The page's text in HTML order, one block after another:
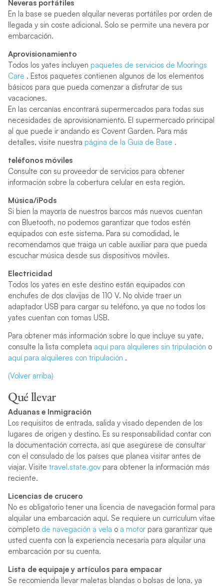
Neveras portátiles
En la base se pueden alquilar neveras portátiles por orden de
llegada y sin coste adicional. Solo se permite una nevera por
embarcación.
Aprovisionamiento
Todos los yates incluyen paquetes de servicios de Moorings
Care . Estos paquetes contienen algunos de los elementos
básicos para que pueda comenzar a disfrutar de sus
vacaciones.
En las cercanías encontrará supermercados para todas sus
necesidades de aprovisionamiento. El supermercado principal
al que puede ir andando es Covent Garden. Para más
detalles, visite nuestra página de la Guía de Base .
teléfonos móviles
Consulte con su proveedor de servicios para obtener
información sobre la cobertura celular en esta región.
Música/iPods
Si bien la mayoría de nuestros barcos más nuevos cuentan
con Bluetooth, no podemos garantizar que todos estén
equipados con este sistema. Para su comodidad, le
recomendamos que traiga un cable auxiliar para que pueda
escuchar música desde sus dispositivos móviles.
Electricidad
Todos los yates en este destino están equipados con
enchufes de dos clavijas de 110 V. No olvide traer un
adaptador USB para cargar su teléfono, ya que no todos los
yates cuentan con tomas USB.
Para obtener más información sobre lo que incluye su yate,
consulte la lista completa aquí para alquileres sin tripulación o
aquí para alquileres con tripulación .
(Volver arriba)
Qué llevar
Aduanas e Inmigración
Los requisitos de entrada, salida y visado dependen de los
lugares de origen y destino. Es su responsabilidad contar con
la documentación correcta, así que asegúrese de consultar
con el consulado de los países que planea visitar antes de
viajar. Visite travel.state.govpara obtener la información más
reciente.
Licencias de crucero
No es obligatorio tener una licencia de navegación formal para
alquilar una embarcación aquí. Se requiere un currículum vitae
completo de navegación a vela o a motorpara garantizar que
usted cuenta con la experiencia necesaria para alquilar una
embarcación por su cuenta.
Lista de equipaje y artículos para empacar
Se recomienda llevar maletas blandas o bolsas de lona, ​​ya